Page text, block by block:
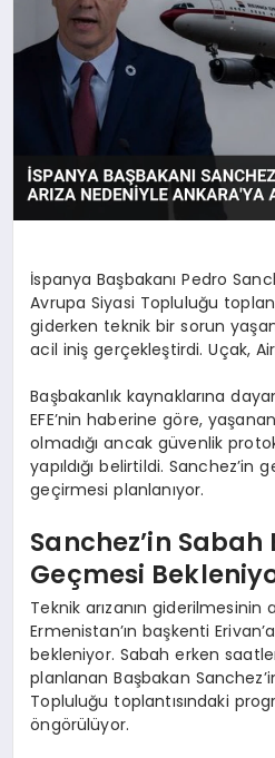
YAŞAM
İspanya Başbakanı Pedro
Avrupa Siyasi Topluluğu
giderken teknik bir sorun
acil iniş gerçekleştirdi. Uçak,
Başbakanlık kaynaklarına
EFE’nin haberine göre,
olmadığı ancak güvenlik
yapıldığı belirtildi. Sanchez’in
geçirmesi planlanıyor.
Sanchez’in Sabah
Geçmesi
Teknik arızanın giderilmesinin
Ermenistan’ın başkenti
bekleniyor. Sabah erken
planlanan Başbakan
Topluluğu toplantısındaki
öngörülüyor.